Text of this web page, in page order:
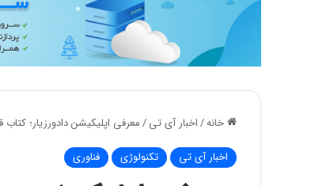
خانه/اخبار آی تی/معرفی اپلیکیشن دادورزیار؛
اخبار آی تی تکنولوژی فناوری